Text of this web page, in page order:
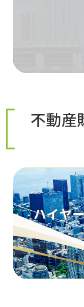
不動産
ハイヤ